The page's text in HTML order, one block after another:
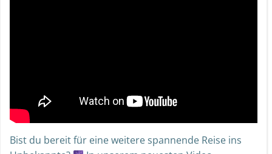
Bist du bereit für eine weitere spannende Reise ins